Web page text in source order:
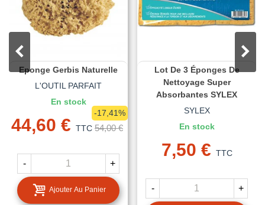
Eponge Gerbis Naturelle
L'OUTIL PARFAIT
En stock
44,60 € TTC 54,00 €
-17,41%
- +
Ajouter Au Panier
Lot De 3 Éponges De
Nettoyage Super
Absorbantes SYLEX
SYLEX
En stock
7,50 € TTC
- +